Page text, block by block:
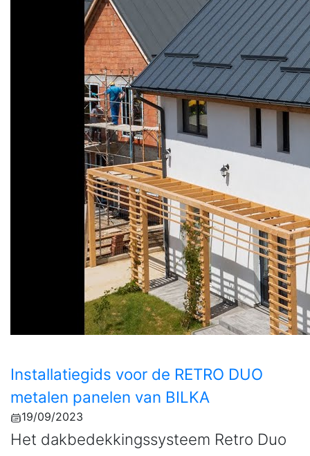
Installatiegids voor de RETRO DUO
metalen panelen van BILKA
19/09/2023
Het dakbedekkingssysteem Retro Duo